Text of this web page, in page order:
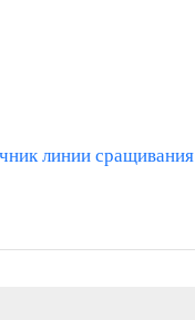
линии сращивания